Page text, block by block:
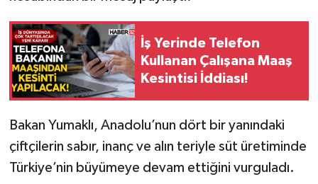
İş Yerinde Telefon
Kullanan Çalışana Maaş
Kesintisi İddiası!
Bakan Yumaklı, Anadolu’nun dört bir yanındaki
çiftçilerin sabır, inanç ve alın teriyle süt üretiminde
Türkiye’nin büyümeye devam ettiğini vurguladı.
Tarihi Yapılarımız
Teknoloji
Yerel
İletişim